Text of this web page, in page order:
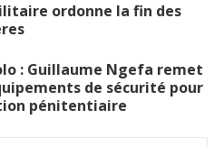
ordonne la fin des
: Guillaume Ngefa remet
de sécurité pour
pénitentiaire